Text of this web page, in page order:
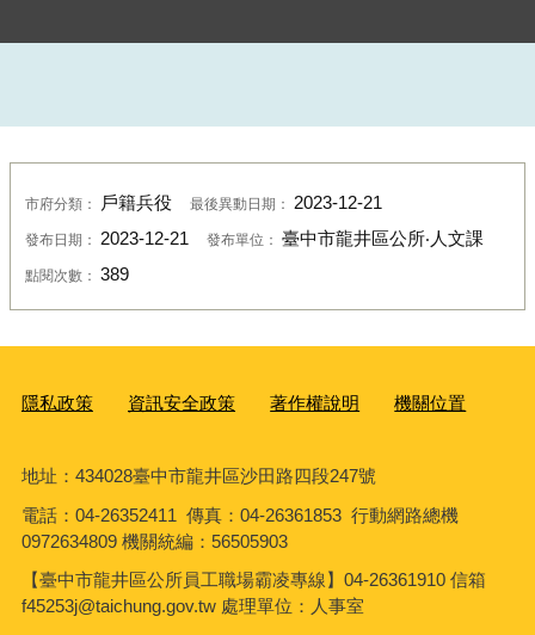
市府分類： 戶籍兵役 最後異動日期： 2023-12-21
發布日期： 2023-12-21 發布單位： 臺中市龍井區公所‧人文課
點閱次數： 389
隱私政策 資訊安全政策 著作權說明 機關位置
地址：434028臺中市龍井區沙田路四段247號
電話：04-26352411 傳真：04-26361853 行動網路總機
0972634809 機關統編：56505903
【臺中市龍井區公所員工職場霸凌專線】04-26361910 信箱
f45253j@taichung.gov.tw 處理單位：人事室